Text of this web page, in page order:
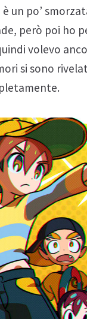
un po’
però poi ho
volevo
si sono